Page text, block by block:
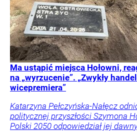
Ma ustąpić miejsca Hołowni,
na „wyrzucenie”. „Zwykły
wicepremiera”
Katarzyna Pełczyńska-Nałęcz
politycznej przyszłości Szymona
Polski 2050 odpowiedział jej